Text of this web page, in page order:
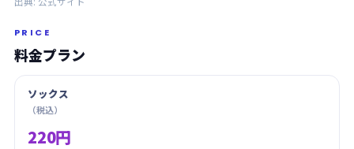
PRICE
料金プラン
ソックス
（税込）
220円